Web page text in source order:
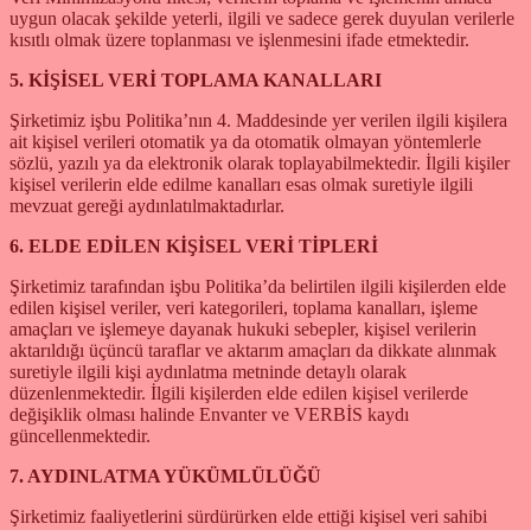
uygun olacak şekilde yeterli, ilgili ve sadece gerek duyulan verilerle
kısıtlı olmak üzere toplanması ve işlenmesini ifade etmektedir.
5. KİŞİSEL VERİ TOPLAMA KANALLARI
Şirketimiz işbu Politika’nın 4. Maddesinde yer verilen ilgili kişilera
ait kişisel verileri otomatik ya da otomatik olmayan yöntemlerle
sözlü, yazılı ya da elektronik olarak toplayabilmektedir. İlgili kişiler
kişisel verilerin elde edilme kanalları esas olmak suretiyle ilgili
mevzuat gereği aydınlatılmaktadırlar.
6. ELDE EDİLEN KİŞİSEL VERİ TİPLERİ
Şirketimiz tarafından işbu Politika’da belirtilen ilgili kişilerden elde
edilen kişisel veriler, veri kategorileri, toplama kanalları, işleme
amaçları ve işlemeye dayanak hukuki sebepler, kişisel verilerin
aktarıldığı üçüncü taraflar ve aktarım amaçları da dikkate alınmak
suretiyle ilgili kişi aydınlatma metninde detaylı olarak
düzenlenmektedir. İlgili kişilerden elde edilen kişisel verilerde
değişiklik olması halinde Envanter ve VERBİS kaydı
güncellenmektedir.
7. AYDINLATMA YÜKÜMLÜLÜĞÜ
Şirketimiz faaliyetlerini sürdürürken elde ettiği kişisel veri sahibi